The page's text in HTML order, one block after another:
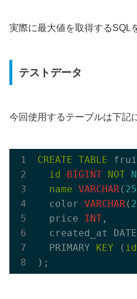
実際に最大値を取得するSQL
テストデータ
今回使用するテーブルは下記
CREATE TABLE
id
BIGINT NOT
name VARCHAR(
  color
VARCHAR(
  price
INT ,
created_at
  PRIMARY
KEY ( id